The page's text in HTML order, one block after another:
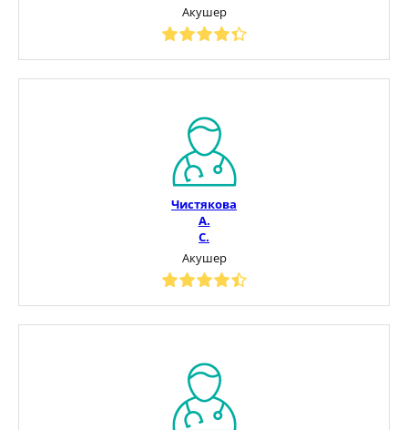
Акушер
Чистякова
А.
С.
Акушер